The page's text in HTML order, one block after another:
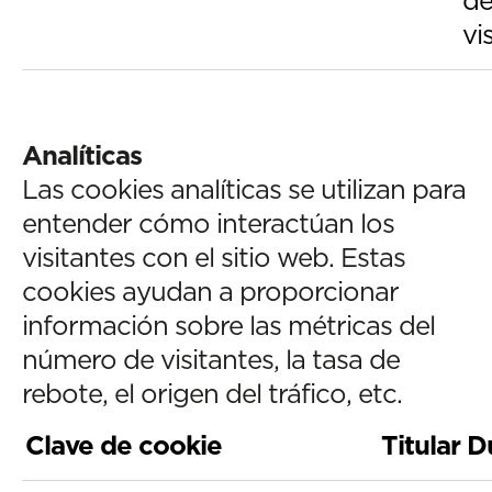
Analíticas
Las cookies analíticas se utilizan para
entender cómo interactúan los
visitantes con el sitio web. Estas
cookies ayudan a proporcionar
información sobre las métricas del
número de visitantes, la tasa de
rebote, el origen del tráfico, etc.
Clave de cookie Titular